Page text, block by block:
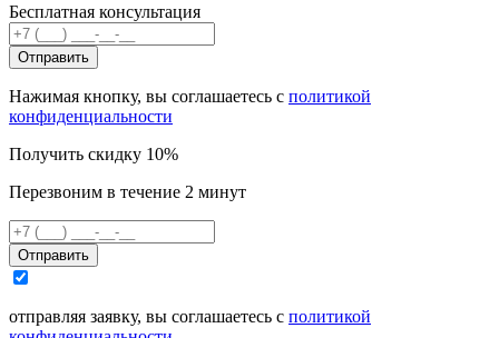
Бесплатная консультация
Отправить
Нажимая кнопку, вы соглашаетесь с политикой
конфиденциальности
Получить скидку 10%
Перезвоним в течение 2 минут
Отправить
отправляя заявку, вы соглашаетесь с политикой